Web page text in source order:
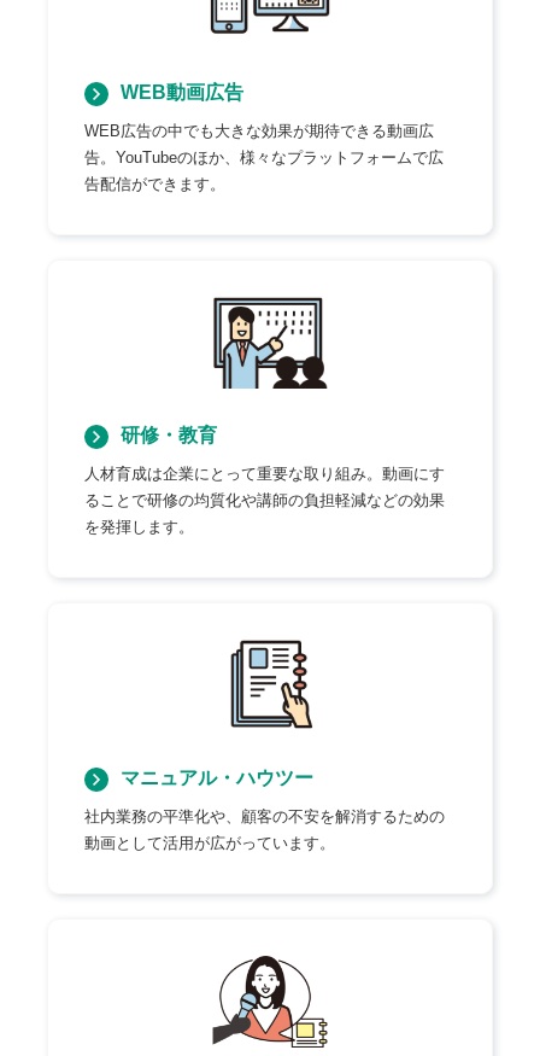
WEB動画広告
WEB広告の中でも大きな効果が期待できる動画広
告。YouTubeのほか、様々なプラットフォームで広
告配信ができます。
研修・教育
人材育成は企業にとって重要な取り組み。動画にす
ることで研修の均質化や講師の負担軽減などの効果
を発揮します。
マニュアル・ハウツー
社内業務の平準化や、顧客の不安を解消するための
動画として活用が広がっています。